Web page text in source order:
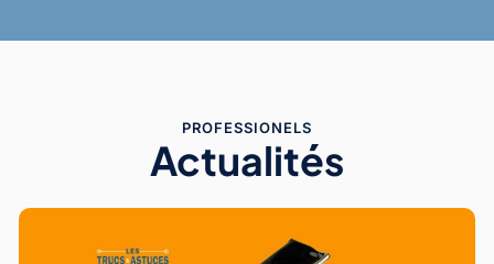
PROFESSIONELS
Actualités